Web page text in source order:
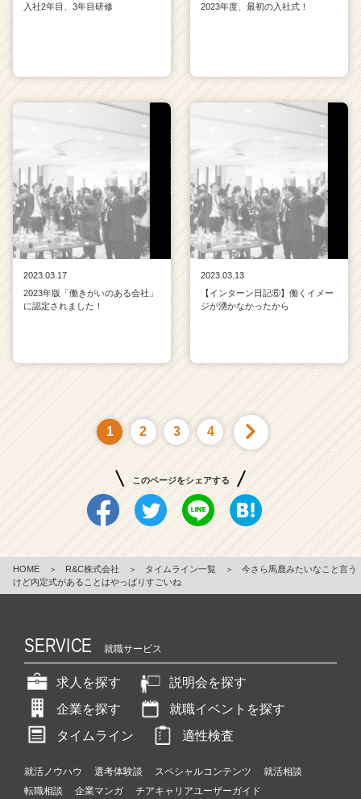
入社2年目、3年目研修
2023年度、最初の入社式！
2023.03.17
2023年版「働きがいのある会社」
に認定されました！
2023.03.13
【インターン日記⑥】働くイメー
ジが湧かなかったから
1 2 3 4
このページをシェアする
HOME ＞ R&C株式会社 ＞ タイムライン一覧 ＞
今さら馬鹿みたいなこと言う
けど内定式があることはやっぱりすごいね
SERVICE 就職サービス
求人を探す
説明会を探す
企業を探す
就職イベントを探す
タイムライン
適性検査
就活ノウハウ 選考体験談 スペシャルコンテンツ
就活相談
転職相談
企業マンガ チアキャリアユーザーガイド